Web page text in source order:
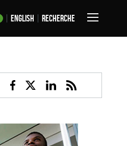
English Recherche
Basculer
Facebook
TwitterLinkedin
RSS